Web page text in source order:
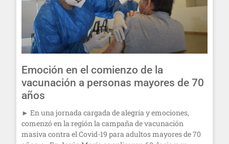
Emoción en el comienzo de la
vacunación a personas mayores de 70
años
► En una jornada cargada de alegría y emociones,
comenzó en la región la campaña de vacunación
masiva contra el Covid-19 para adultos mayores de 70